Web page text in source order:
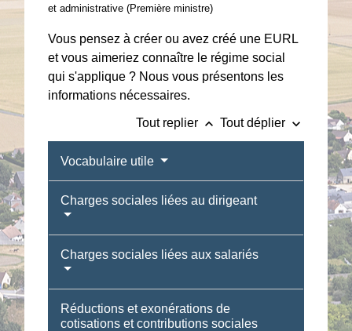
et administrative (Première ministre)
Vous pensez à créer ou avez créé une EURL
et vous aimeriez connaître le régime social
qui s'applique ? Nous vous présentons les
informations nécessaires.
Tout replier keyboard_arrow_up Tout déplier keyboard_arrow_down
Vocabulaire utile
Charges sociales liées au dirigeant
Charges sociales liées aux salariés
Réductions et exonérations de
cotisations et contributions sociales